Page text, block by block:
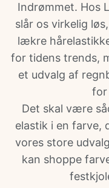
Indrømmet. Hos
slår os virkelig
lækre
for tidens trends,
et udvalg af
for
Det skal være
elastik i en farve,
vores store
kan shoppe